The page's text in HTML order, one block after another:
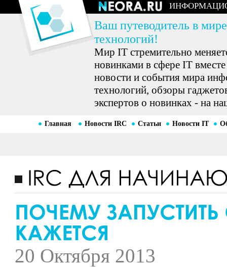
Ваш путеводитель в
технологий!
Мир IT стремительно
новинками в сфере IT
новости и события мира
технологий, обзоры
экспертов о новинках - на
Главная Новости IRC Статьи Новости IT
20 Октября 2013